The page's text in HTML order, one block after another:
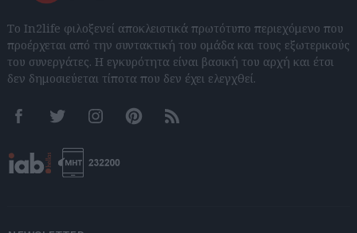
Το In2life φιλοξενεί αποκλειστικά πρωτότυπο περιεχόμενο που
προέρχεται από την συντακτική του ομάδα και τους εξωτερικούς
του συνεργάτες. Η εγκυρότητα είναι βασική του αρχή και έτσι
δεν δημοσιεύεται τίποτα που δεν έχει ελεγχθεί.
FacebookTwitter InstagramPinterestRSS feeds